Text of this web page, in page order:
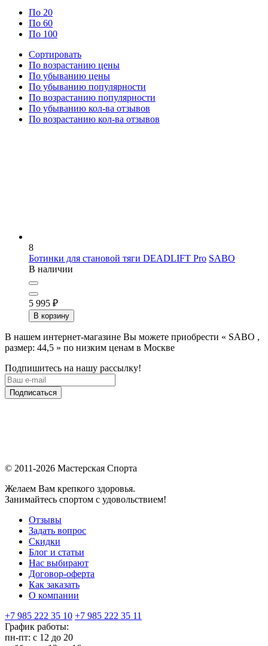
По 20
По 60
По 100
Сортировать
По возрастанию цены
По убыванию цены
По убыванию популярности
По возрастанию популярности
По убыванию кол-ва отзывов
По возрастанию кол-ва отзывов
8
Ботинки для становой тяги DEADLIFT Pro SABO
В наличии
5 995 ₽
В корзину
В нашем интернет-магазине Вы можете приобрести « SABO ,
размер: 44,5 » по низким ценам в Москве
Подпишитесь на нашу рассылку!
Подписаться
© 2011-2026 Мастерская Спорта
Желаем Вам крепкого здоровья.
Занимайтесь спортом с удовольствием!
Отзывы
Задать вопрос
Скидки
Блог и статьи
Нас выбирают
Договор-оферта
Как заказать
О компании
+7 985 222 35 10 +7 985 222 35 11
График работы:
пн-пт: с 12 до 20